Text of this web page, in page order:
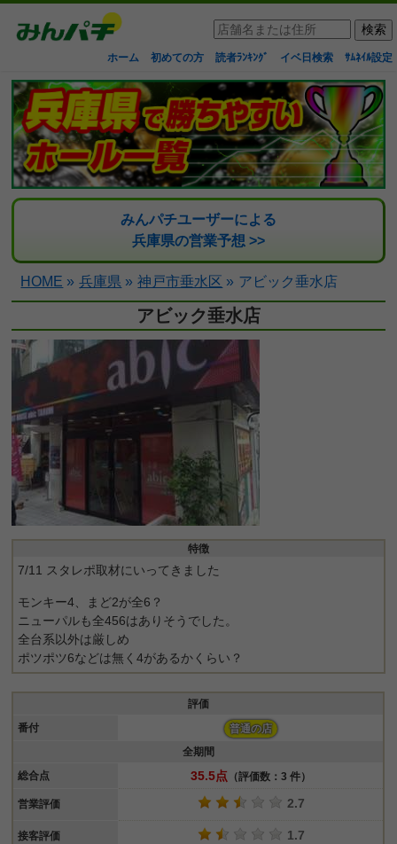
ホーム 初めての方 読者ﾗﾝｷﾝｸﾞ イベ日検索 ｻﾑﾈｲﾙ設定
みんパチユーザーによる
兵庫県の営業予想 >>
HOME » 兵庫県 » 神戸市垂水区 » アビック垂水店
アビック垂水店
特徴
7/11 スタレポ取材にいってきました
モンキー4、まど2が全6？
ニューパルも全456はありそうでした。
全台系以外は厳しめ
ポツポツ6などは無く4があるかくらい？
評価
番付
普通の店
全期間
総合点
35.5点 （評価数：3 件）
営業評価 2.7
接客評価 1.7